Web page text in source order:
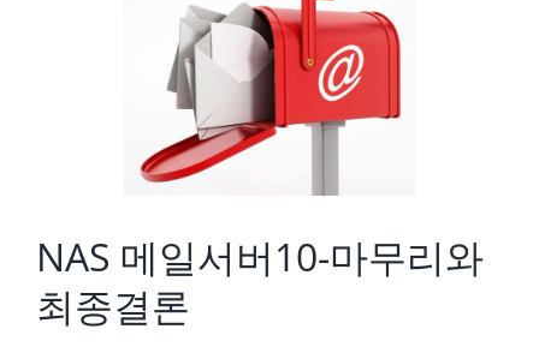
NAS 메일서버10-마무리와
최종결론